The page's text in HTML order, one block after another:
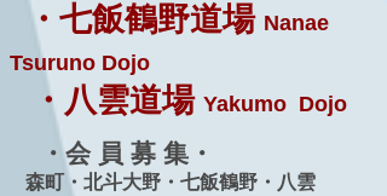
・七飯鶴野道場 Nanae
Tsuruno Dojo
・八雲道場 Yakumo Dojo
・会 員 募 集・
森町・北斗大野・七飯鶴野・八雲